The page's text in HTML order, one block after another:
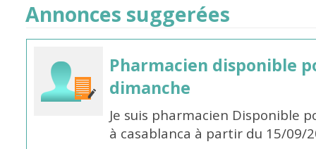
Annonces suggerées
Pharmacien disponible
dimanche
Je suis pharmacien Disponible
à casablanca à partir du 15/09/